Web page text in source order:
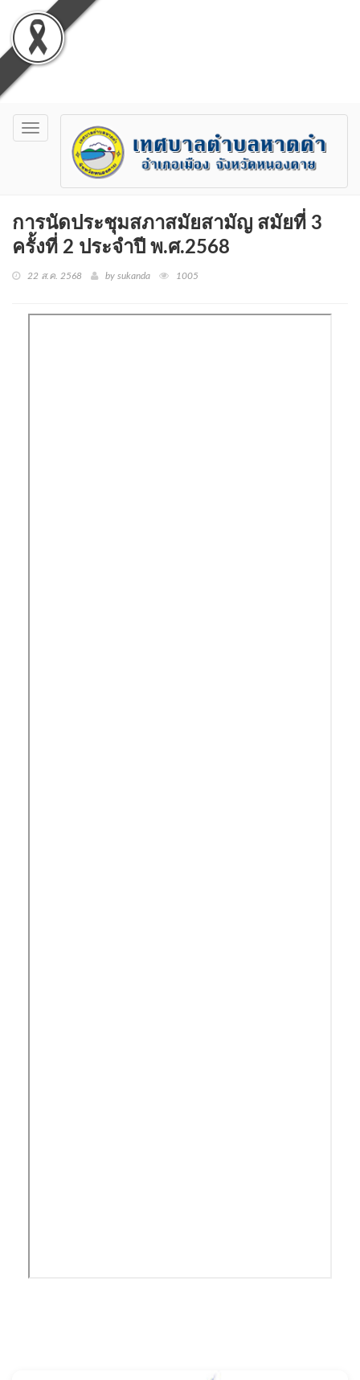
Toggle
navigation
การนัดประชุมสภาสมัยสามัญ สมัยที่ 3
ครั้งที่ 2 ประจำปี พ.ศ.2568
22 ส.ค. 2568 by sukanda 1005